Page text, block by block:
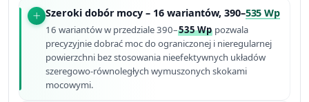
Szeroki dobór mocy – 16 wariantów, 390–535 Wp
16 wariantów w przedziale 390–535 Wp pozwala
precyzyjnie dobrać moc do ograniczonej i nieregularnej
powierzchni bez stosowania nieefektywnych układów
szeregowo-równoległych wymuszonych skokami
mocowymi.